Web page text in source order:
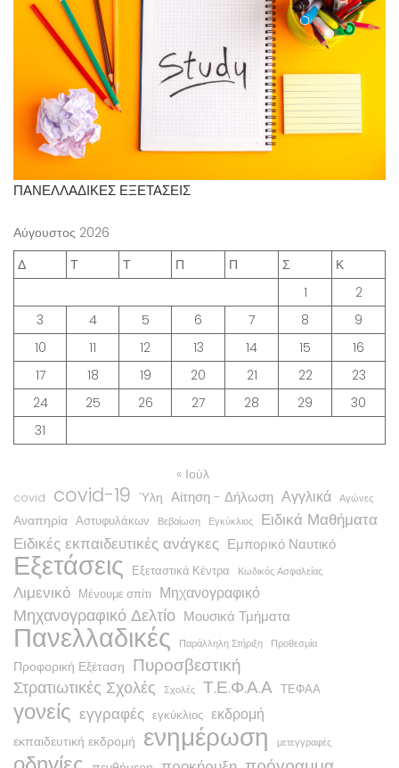
ΠΑΝΕΛΛΑΔΙΚΕΣ ΕΞΕΤΑΣΕΙΣ
Αύγουστος 2026
Δ
Τ Τ Π Π Σ
Κ
1
2
3
4 5 6 7 8
9
10
11 12 13 14 15
16
17
18 19 20 21 22
23
24
25 26 27 28 29
30
31
« Ιούλ
covid covid-19 Ύλη Αίτηση - Δήλωση Αγγλικά Αγώνες
Αναπηρία Αστυφυλάκων Βεβαίωση Εγκύκλιος Ειδικά Μαθήματα
Ειδικές εκπαιδευτικές ανάγκες Εμπορικό Ναυτικό
Εξετάσεις Εξεταστικά Κέντρα Κωδικός Ασφαλείας
Λιμενικό Μένουμε σπίτι Μηχανογραφικό
Μηχανογραφικό Δελτίο Μουσικά Τμήματα
Πανελλαδικές Παράλληλη Στήριξη Προθεσμία
Προφορική Εξέταση Πυροσβεστική
Στρατιωτικές Σχολές
Σχολές Τ.Ε.Φ.Α.Α ΤΕΦΑΑ
γονείς εγγραφές εγκύκλιος εκδρομή
εκπαιδευτική εκδρομή ενημέρωση μετεγγραφές